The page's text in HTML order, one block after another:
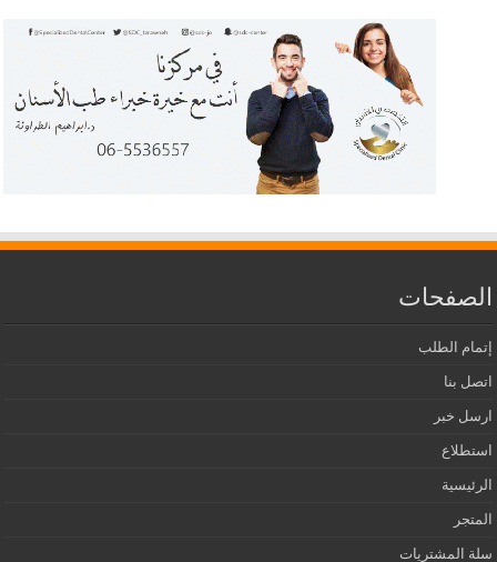
الصفحات
إتمام الطلب
اتصل بنا
ارسل خبر
استطلاع
الرئيسية
المتجر
سلة المشتريات